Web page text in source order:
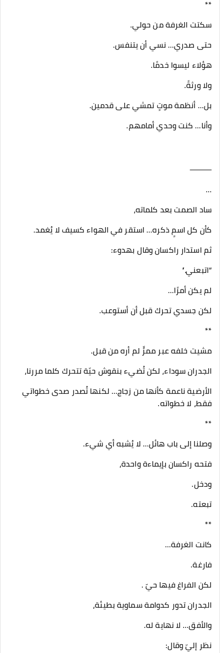
**
سكتت الغرفة من حولي.
حتى صدري… نسي أن يتنفس.
هؤلاء ليسوا خدمًا.
ولا ورثةً.
بل… أنظمة موتٍ تمشي على قدمين.
وأنا… كنت وحدي أمامهم.
⸻
…
ساد الصمت بعد كلماته،
كأن كل اسمٍ ذكره… استقر في الهواء كسيف لا يُغمد.
ثم استدار راكسان وقال بهدوء:
“اتبعني.”
لم يكن أمرًا…
لكن جسدي تحرك قبل أن أستوعب.
**
مشيت خلفه عبر ممرٍّ لم أره من قبل.
الجدران سوداء، لكن تُضيء بنقوش حيّة تتحرك كلما مررنا،
الأرضية ناعمة كأنها من زجاج… لكنها تُصدر صدى خطواتي
فقط، لا خطواته.
**
وصلنا إلى باب هائل… لا يُشبه أي شيء.
فتحه راكسان بإيماءة واحدة،
ودخل.
تبعته.
**
كانت الغرفة…
فارغة.
لكن الفراغ فيها حيّ .
الجدران تدور كدوامة سماوية بطيئة،
والأفق… لا نهاية له.
نظر إليّ وقال: